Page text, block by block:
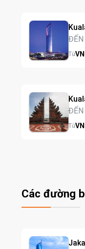
ĐẾN
Từ
ĐẾN
Từ
Các đường